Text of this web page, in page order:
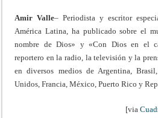
Amir Valle– Periodista y escritor
América Latina, ha publicado sobre el
nombre de Dios» y «Con Dios en el
reportero en la radio, la televisión y la
en diversos medios de Argentina,
Unidos, Francia, México, Puerto Rico y
[via